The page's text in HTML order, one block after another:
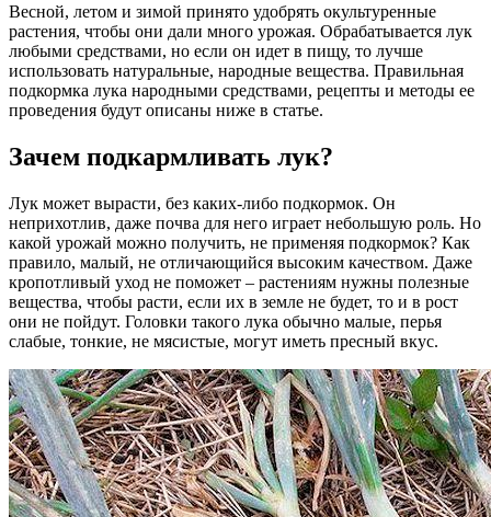
Весной, летом и зимой принято удобрять окультуренные
растения, чтобы они дали много урожая. Обрабатывается лук
любыми средствами, но если он идет в пищу, то лучше
использовать натуральные, народные вещества. Правильная
подкормка лука народными средствами, рецепты и методы ее
проведения будут описаны ниже в статье.
Зачем подкармливать лук?
Лук может вырасти, без каких-либо подкормок. Он
неприхотлив, даже почва для него играет небольшую роль. Но
какой урожай можно получить, не применяя подкормок? Как
правило, малый, не отличающийся высоким качеством. Даже
кропотливый уход не поможет – растениям нужны полезные
вещества, чтобы расти, если их в земле не будет, то и в рост
они не пойдут. Головки такого лука обычно малые, перья
слабые, тонкие, не мясистые, могут иметь пресный вкус.